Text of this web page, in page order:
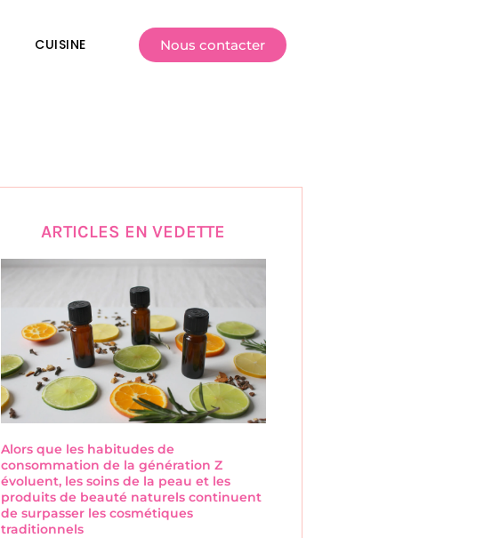
CUISINE Nous contacter
ARTICLES EN VEDETTE
Alors que les habitudes de
consommation de la génération Z
évoluent, les soins de la peau et les
produits de beauté naturels continuent
de surpasser les cosmétiques
traditionnels